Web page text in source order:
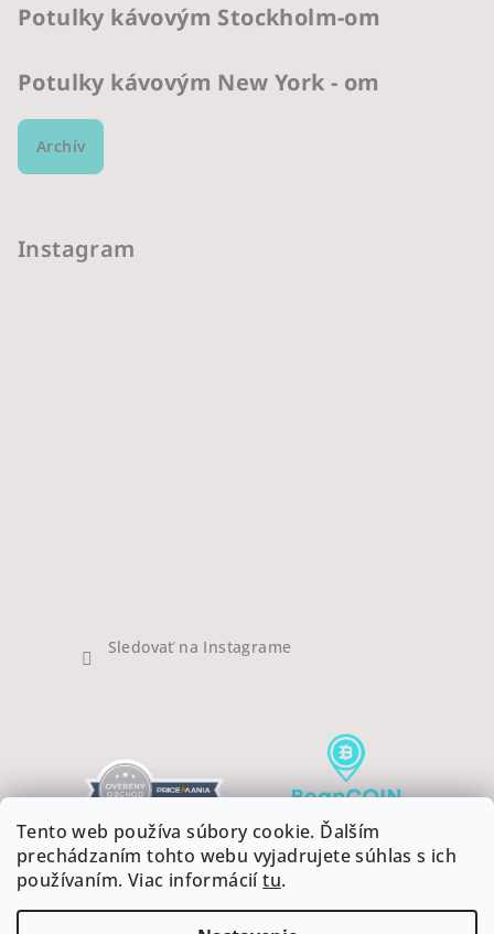
Tento web používa súbory cookie. Ďalším
prechádzaním tohto webu vyjadrujete súhlas s ich
používaním. Viac informáciítu.
Potulky kávovým Stockholm-om
Potulky kávovým New York - om
Archív
Instagram
Sledovať na Instagrame